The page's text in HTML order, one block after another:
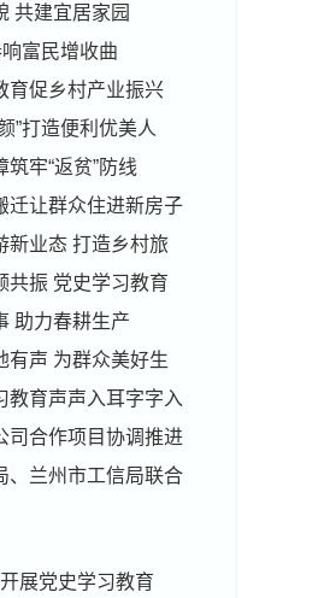
共建宜居家园
富民增收曲
育促乡村产业振兴
”打造便利优美人
牢“返贫”防线
迁让群众住进新房子
新业态 打造乡村旅
共振 党史学习教育
助力春耕生产
有声 为群众美好生
教育声声入耳字字入
司合作项目协调推进
、兰州市工信局联合
展党史学习教育